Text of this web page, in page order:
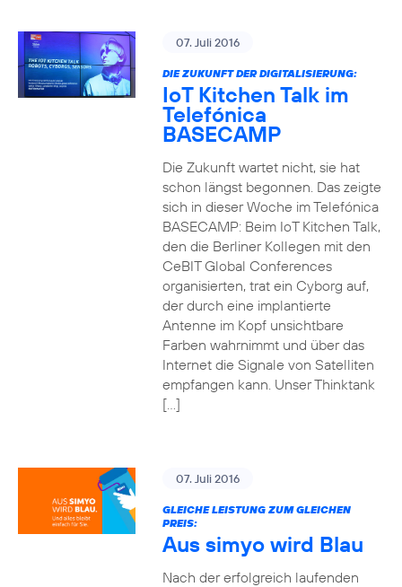
07. Juli 2016
DIE ZUKUNFT DER DIGITALISIERUNG:
IoT Kitchen Talk im
Telefónica
BASECAMP
Die Zukunft wartet nicht, sie hat
schon längst begonnen. Das zeigte
sich in dieser Woche im Telefónica
BASECAMP: Beim IoT Kitchen Talk,
den die Berliner Kollegen mit den
CeBIT Global Conferences
organisierten, trat ein Cyborg auf,
der durch eine implantierte
Antenne im Kopf unsichtbare
Farben wahrnimmt und über das
Internet die Signale von Satelliten
empfangen kann. Unser Thinktank
[…]
07. Juli 2016
GLEICHE LEISTUNG ZUM GLEICHEN
PREIS:
Aus simyo wird Blau
Nach der erfolgreich laufenden